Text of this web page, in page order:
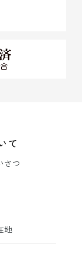
て
さつ
地